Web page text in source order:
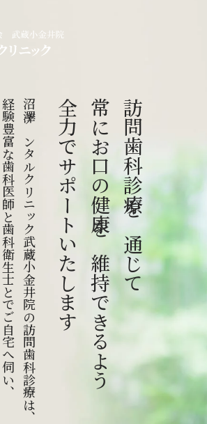
訪問歯科診療を通じて
常にお口の健康を維持できるよう
全力でサポートいたします
沼澤デンタルクリニック武蔵小金井院の訪問歯科診療は、
経験豊富な歯科医師と歯科衛生士とでご自宅へ伺い、